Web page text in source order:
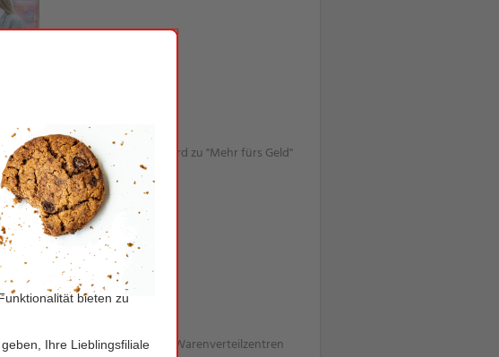
"Mehr für die Mark" wird zu "Mehr fürs Geld"
und der Bau weiterer Warenverteilzentren